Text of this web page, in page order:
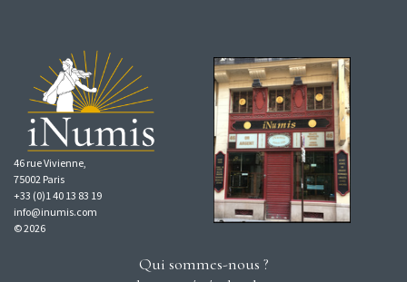
46 rue Vivienne,
75002 Paris
+33 (0)1 40 13 83 19
info@inumis.com
© 2026
Qui sommes-nous ?